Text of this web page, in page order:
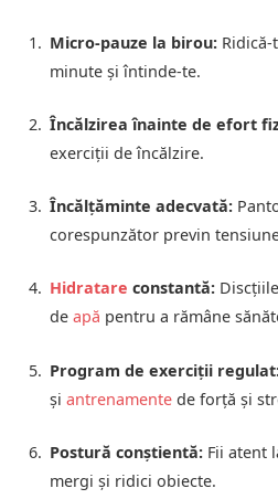
Micro-pauze la birou: Ridică-
minute și întinde-te.
Încălzirea înainte de efort
exerciții de încălzire.
Încălțăminte adecvată:
corespunzător previn
Hidratare constantă:
de apă pentru a rămâne
Program de exerciții
și antrenamente de forță și
Postură conștientă: Fii atent
mergi și ridici obiecte.